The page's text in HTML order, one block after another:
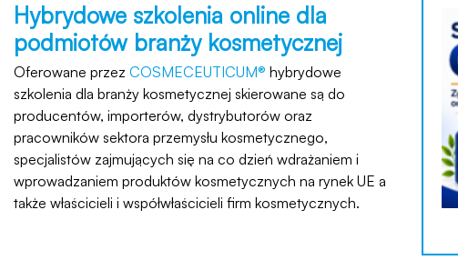
Hybrydowe szkolenia online dla
podmiotów branży kosmetycznej
Oferowane przez COSMECEUTICUM® hybrydowe
szkolenia dla branży kosmetycznej skierowane są do
producentów, importerów, dystrybutorów oraz
pracowników sektora przemysłu kosmetycznego,
specjalistów zajmujących się na co dzień wdrażaniem i
wprowadzaniem produktów kosmetycznych na rynek UE a
także właścicieli i współwłaścicieli firm kosmetycznych.